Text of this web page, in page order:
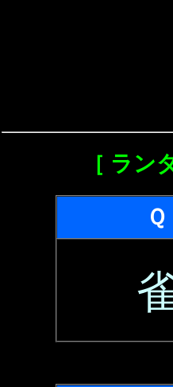
［ ラン